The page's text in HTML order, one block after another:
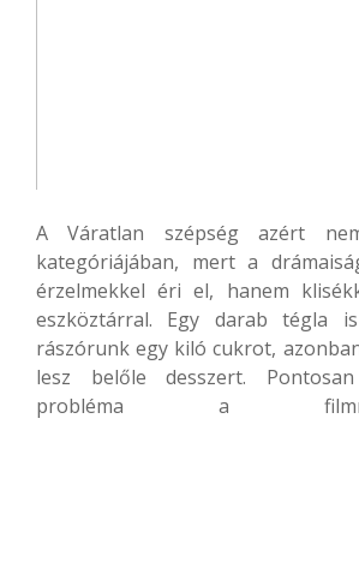
A Váratlan szépség azért
kategóriájában, mert a
érzelmekkel éri el, hanem
eszköztárral. Egy darab tégla
rászórunk egy kiló cukrot,
lesz belőle desszert.
probléma a